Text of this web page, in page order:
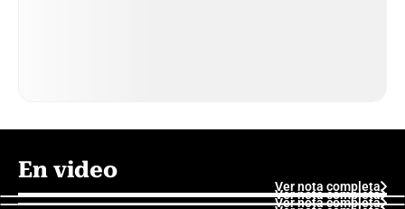
En video
Ver nota completa
Ver nota completa
Ver nota completa